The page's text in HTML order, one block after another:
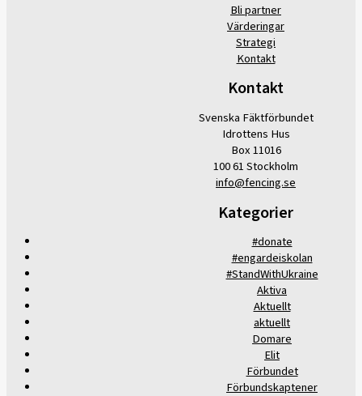
Bli partner
Värderingar
Strategi
Kontakt
Kontakt
Svenska Fäktförbundet
Idrottens Hus
Box 11016
100 61 Stockholm
info@fencing.se
Kategorier
#donate
#engardeiskolan
#StandWithUkraine
Aktiva
Aktuellt
aktuellt
Domare
Elit
Förbundet
Förbundskaptener